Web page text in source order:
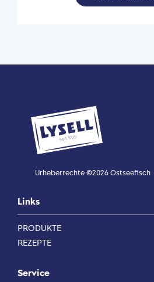
Urheberrechte ©2026 Ostseefisch
Links
PRODUKTE
REZEPTE
Service